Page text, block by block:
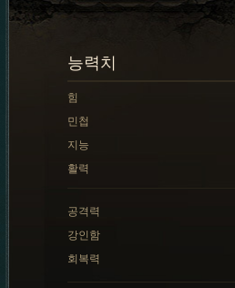
능력치
힘
민첩
지능
활력
공격력
강인함
회복력